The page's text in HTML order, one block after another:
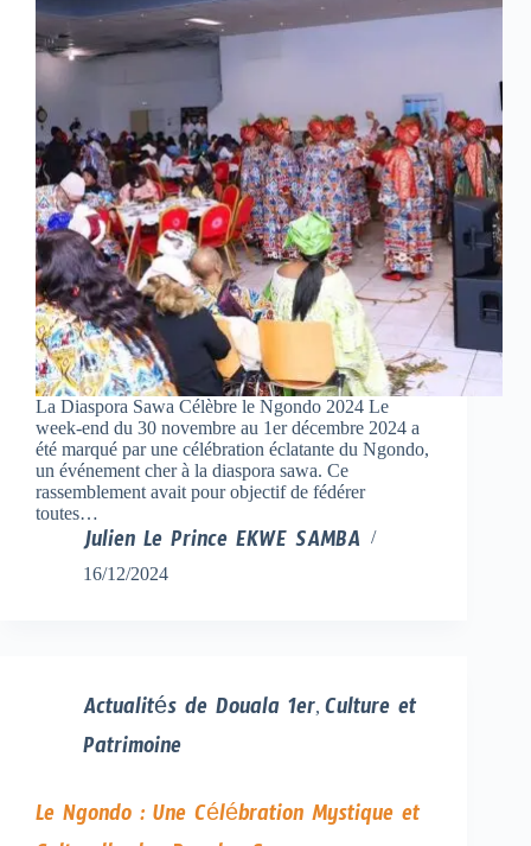
La Diaspora Sawa Célèbre le Ngondo 2024 Le
week-end du 30 novembre au 1er décembre 2024 a
été marqué par une célébration éclatante du Ngondo,
un événement cher à la diaspora sawa. Ce
rassemblement avait pour objectif de fédérer
toutes…
Julien Le Prince EKWE SAMBA
16/12/2024
Actualités de Douala 1er, Culture et
Patrimoine
Le Ngondo : Une Célébration Mystique et